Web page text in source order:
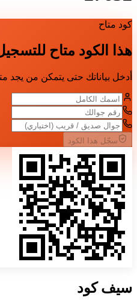
كود متاح
هذا الكود متاح
أدخل بياناتك حتى يتمكن من يجد
سجّل هذا الكود
سيفكود